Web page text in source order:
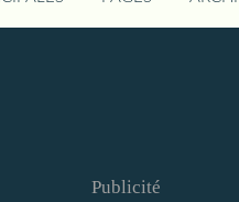
Publicité